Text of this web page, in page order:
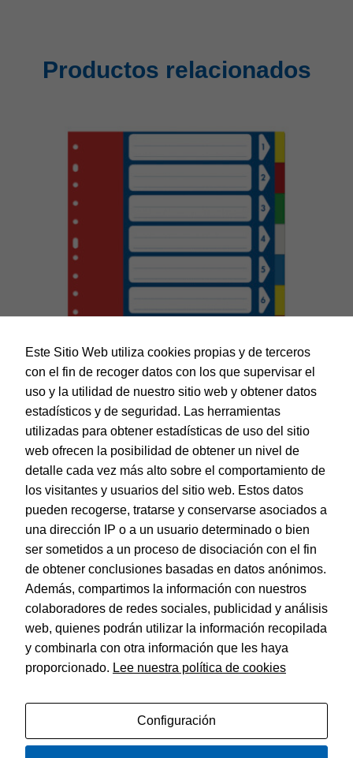
Productos relacionados
Dohe – Indice Basic Folio 10 Posic./ 5 Colores
EAN: 8421938904536
© Dohe - Camino de Madrid, 14
28970 • Humanes de Madrid (Madrid)
ESPAÑA
Aviso legal
Política de cookies
Este Sitio Web utiliza cookies propias y de terceros
con el fin de recoger datos con los que supervisar el
uso y la utilidad de nuestro sitio web y obtener datos
estadísticos y de seguridad. Las herramientas
utilizadas para obtener estadísticas de uso del sitio
web ofrecen la posibilidad de obtener un nivel de
detalle cada vez más alto sobre el comportamiento de
los visitantes y usuarios del sitio web. Estos datos
pueden recogerse, tratarse y conservarse asociados a
una dirección IP o a un usuario determinado o bien
ser sometidos a un proceso de disociación con el fin
de obtener conclusiones basadas en datos anónimos.
Además, compartimos la información con nuestros
colaboradores de redes sociales, publicidad y análisis
web, quienes podrán utilizar la información recopilada
y combinarla con otra información que les haya
proporcionado. Lee nuestra política de cookies
Configuración